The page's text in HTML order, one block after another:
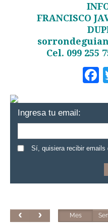
FRANCISCO
Cel. 099 255
Ingresa tu email:
Sí, quisiera recibir emails
Mes